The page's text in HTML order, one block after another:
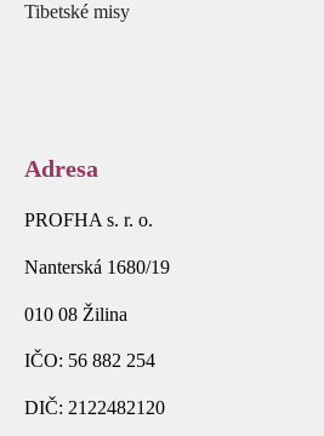
Tibetské misy
Adresa
PROFHA s. r. o.
Nanterská 1680/19
010 08 Žilina
IČO: 56 882 254
DIČ: 2122482120